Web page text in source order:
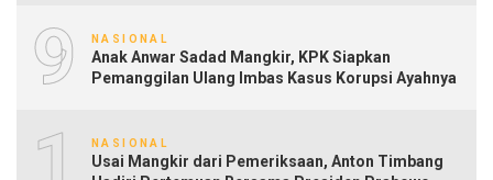
9 NASIONAL
Anak Anwar Sadad Mangkir, KPK Siapkan
Pemanggilan Ulang Imbas Kasus Korupsi Ayahnya
10NASIONAL
Usai Mangkir dari Pemeriksaan, Anton Timbang